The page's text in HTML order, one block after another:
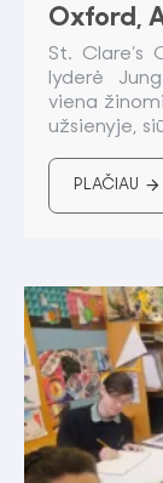
Oxford,
St. Clare’s
lyderė
viena
užsienyje,
PLAČIAU